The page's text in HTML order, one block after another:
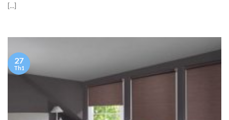
[...]
27
Th1